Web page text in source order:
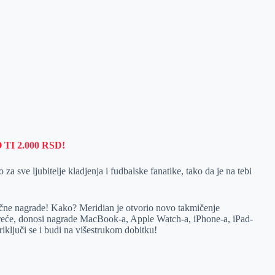
2.000 RSD!
sve ljubitelje kladjenja i fudbalske fanatike, tako da je na tebi
nagrade! Kako? Meridian je otvorio novo takmičenje
donosi nagrade MacBook-a, Apple Watch-a, iPhone-a, iPad-
se i budi na višestrukom dobitku!